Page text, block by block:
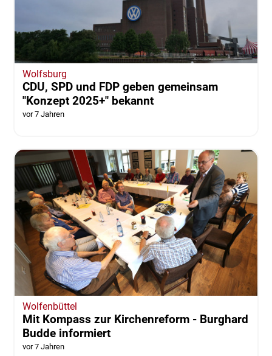
Wolfsburg
CDU, SPD und FDP geben gemeinsam
"Konzept 2025+" bekannt
vor 7 Jahren
Wolfenbüttel
Mit Kompass zur Kirchenreform - Burghard
Budde informiert
vor 7 Jahren